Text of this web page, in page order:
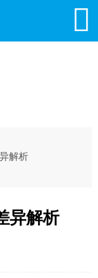

解析
异解析